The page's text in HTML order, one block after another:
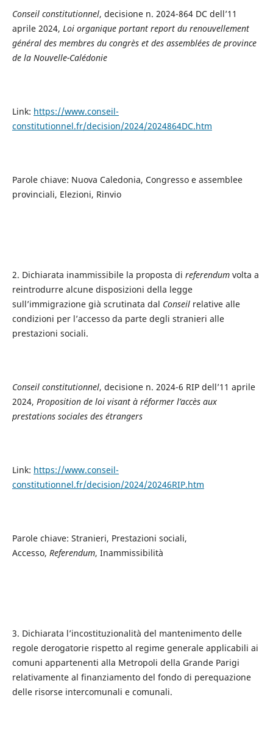
Conseil constitutionnel, decisione n. 2024-864 DC dell’11
aprile 2024, Loi organique portant report du renouvellement
général des membres du congrès et des assemblées de province
de la Nouvelle-Calédonie
Link: https://www.conseil-
constitutionnel.fr/decision/2024/2024864DC.htm
Parole chiave: Nuova Caledonia, Congresso e assemblee
provinciali, Elezioni, Rinvio
2. Dichiarata inammissibile la proposta di referendumvolta a
reintrodurre alcune disposizioni della legge
sull’immigrazione già scrutinata dal Conseil relative alle
condizioni per l’accesso da parte degli stranieri alle
prestazioni sociali.
Conseil constitutionnel, decisione n. 2024-6 RIP dell’11 aprile
2024, Proposition de loi visant à réformer l’accès aux
prestations sociales des étrangers
Link: https://www.conseil-
constitutionnel.fr/decision/2024/20246RIP.htm
Parole chiave: Stranieri, Prestazioni sociali,
Accesso, Referendum, Inammissibilità
3. Dichiarata l’incostituzionalità del mantenimento delle
regole derogatorie rispetto al regime generale applicabili ai
comuni appartenenti alla Metropoli della Grande Parigi
relativamente al finanziamento del fondo di perequazione
delle risorse intercomunali e comunali.